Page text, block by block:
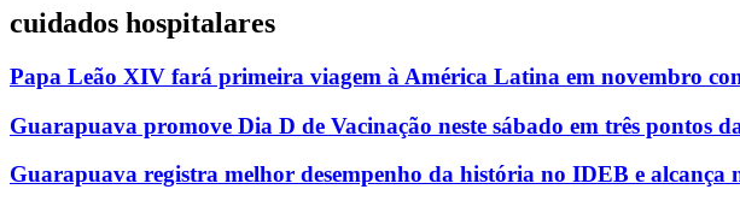
cuidados hospitalares
Papa Leão XIV fará primeira viagem à América Latina em novembro
Guarapuava promove Dia D de Vacinação neste sábado em três pontos
Guarapuava registra melhor desempenho da história no IDEB e alcança